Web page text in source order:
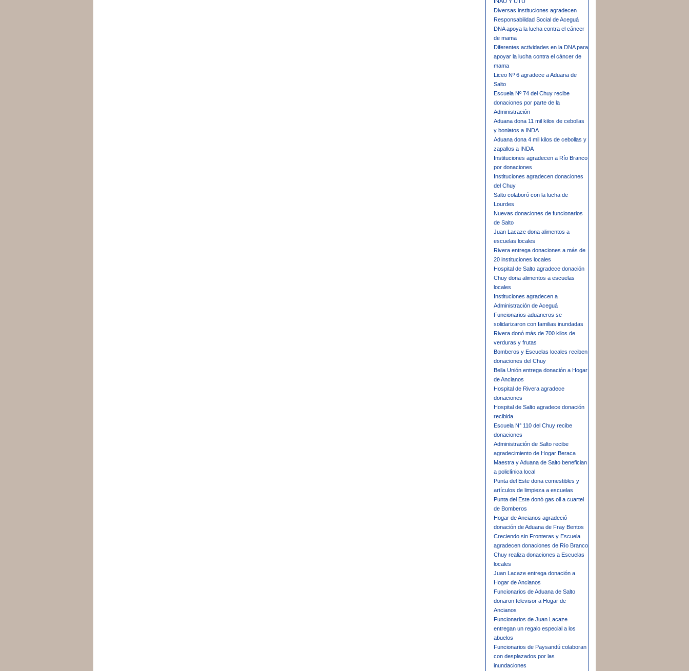
Diversas instituciones agradecen
Responsabilidad Social de Aceguá
DNA apoya la lucha contra el cáncer
de mama
Diferentes actividades en la DNA para
apoyar la lucha contra el cáncer de
mama
Liceo Nº 6 agradece a Aduana de
Salto
Escuela Nº 74 del Chuy recibe
donaciones por parte de la
Administración
Aduana dona 11 mil kilos de cebollas
y boniatos a INDA
Aduana dona 4 mil kilos de cebollas y
zapallos a INDA
Instituciones agradecen a Río Branco
por donaciones
Instituciones agradecen donaciones
del Chuy
Salto colaboró con la lucha de
Lourdes
Nuevas donaciones de funcionarios
de Salto
Juan Lacaze dona alimentos a
escuelas locales
Rivera entrega donaciones a más de
20 instituciones locales
Hospital de Salto agradece donación
Chuy dona alimentos a escuelas
locales
Instituciones agradecen a
Administración de Aceguá
Funcionarios aduaneros se
solidarizaron con familias inundadas
Rivera donó más de 700 kilos de
verduras y frutas
Bomberos y Escuelas locales reciben
donaciones del Chuy
Bella Unión entrega donación a Hogar
de Ancianos
Hospital de Rivera agradece
donaciones
Hospital de Salto agradece donación
recibida
Escuela N° 110 del Chuy recibe
donaciones
Administración de Salto recibe
agradecimiento de Hogar Beraca
Maestra y Aduana de Salto benefician
a policlínica local
Punta del Este dona comestibles y
artículos de limpieza a escuelas
Punta del Este donó gas oil a cuartel
de Bomberos
Hogar de Ancianos agradeció
donación de Aduana de Fray Bentos
Creciendo sin Fronteras y Escuela
agradecen donaciones de Río Branco
Chuy realiza donaciones a Escuelas
locales
Juan Lacaze entrega donación a
Hogar de Ancianos
Funcionarios de Aduana de Salto
donaron televisor a Hogar de
Ancianos
Funcionarios de Juan Lacaze
entregan un regalo especial a los
abuelos
Funcionarios de Paysandú colaboran
con desplazados por las
inundaciones